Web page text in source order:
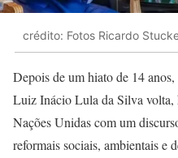
crédito: Fotos Ricardo
Depois de um hiato de 14
Luiz Inácio Lula da Silva volta,
Nações Unidas com um
reformais sociais, ambientais e